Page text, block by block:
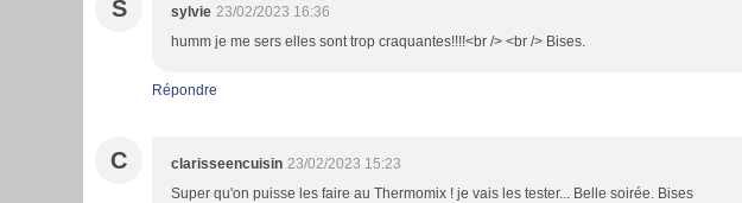
S sylvie 23/02/2023 16:36
humm je me sers elles sont trop craquantes!!!!<br /> <br /> Bises.
Répondre
C clarisseencuisin 23/02/2023 15:23
Super qu'on puisse les faire au Thermomix ! je vais les tester... Belle soirée. Bises